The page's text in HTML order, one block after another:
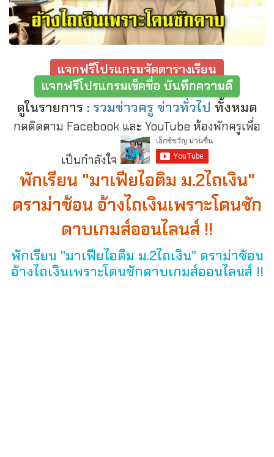
แจกฟรีโปรแกรมจัดตารางเรียน
แจกฟรีโปรแกรมเช็คชื่อ บันทึกความดี
ดูในรายการ : รวมข่าวครู ข่าวทั่วไป ทั้งหมด
กดติดตาม Facebook และ YouTube ห้องพักครูเพื่อ
เป็นกำลังใจ
พักเรียน "มาเฟียไอติม ม.2ไถเงิน"
ดราม่าซ้อน อ้างไถเงินเพราะโดนชัก
ดาบเกมส์ออนไลนส์ !!
พักเรียน "มาเฟียไอติม ม.2ไถเงิน" ดราม่าซ้อน
อ้างไถเงินเพราะโดนชักดาบเกมส์ออนไลนส์ !!